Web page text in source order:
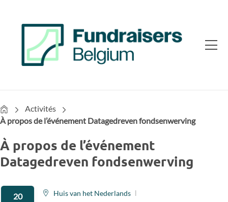
HomeActivités
À propos de l’événement Datagedreven fondsenwerving
À propos de l’événement
Datagedreven fondsenwerving
20 Huis van het Nederlands